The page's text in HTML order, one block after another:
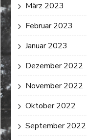
März 2023
Februar 2023
Januar 2023
Dezember 2022
November 2022
Oktober 2022
September 2022